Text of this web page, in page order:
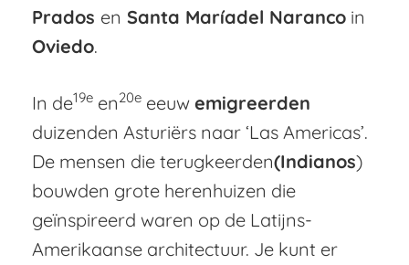
Prados en Santa Maríadel Naranco in
Oviedo.
In de19e en20e eeuw emigreerden
duizenden Asturiërs naar ‘Las Americas’.
De mensen die terugkeerden(Indianos)
bouwden grote herenhuizen die
geïnspireerd waren op de Latijns-
Amerikaanse architectuur. Je kunt er